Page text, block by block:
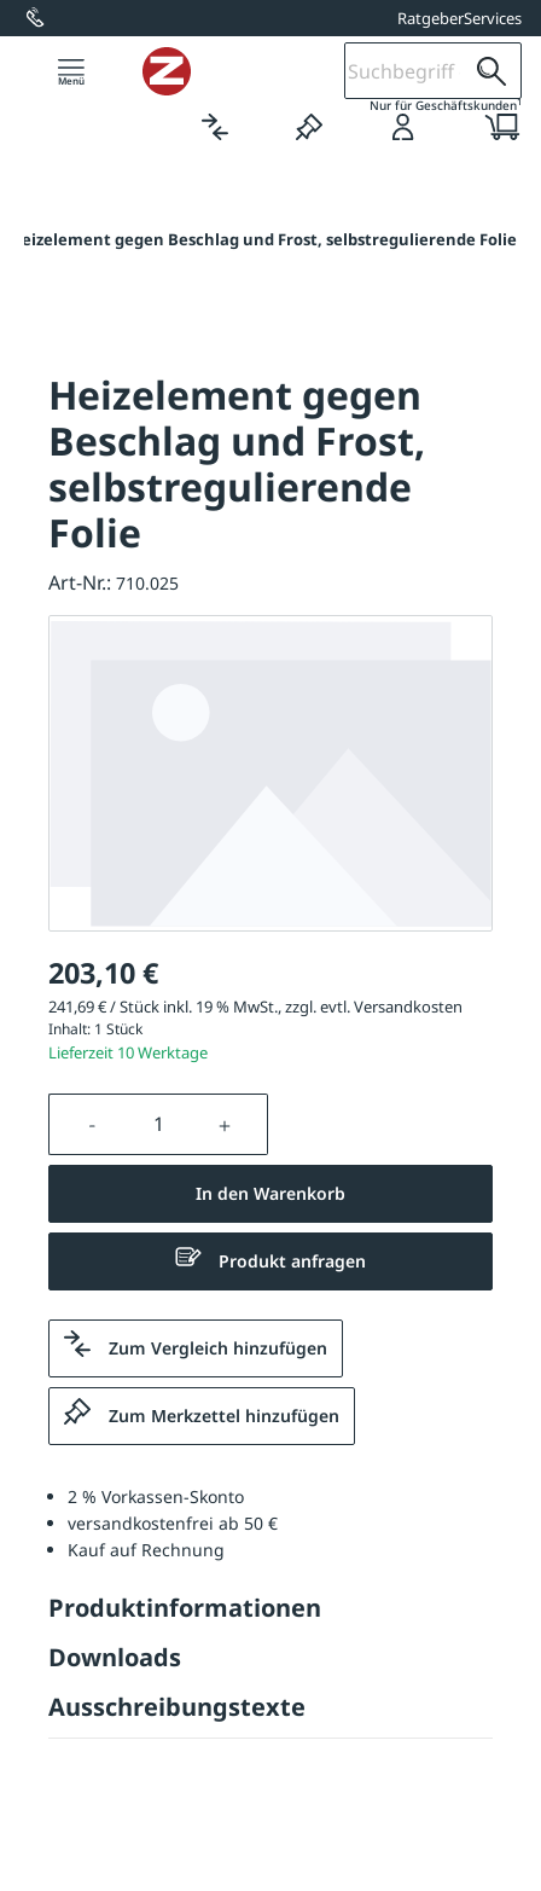
springen RatgeberServices
Nur für Geschäftskunden1
Heizelement gegen Beschlag und Frost, selbstregulierende Folie
203,10 €
241,69 € / Stück inkl. 19 % MwSt., zzgl. evtl.Versandkosten
Inhalt: 1 Stück
Lieferzeit 10 Werktage
Produkt Anzahl: Gib den
In den Warenkorb
Produkt anfragen
Zum Vergleich hinzufügen
Zum Merkzettel hinzufügen
2 % Vorkassen-Skonto
versandkostenfrei ab 50 €
Kauf auf Rechnung
Produktinformationen
Downloads
Ausschreibungstexte
Heizelement gegen
Beschlag und Frost,
selbstregulierende
Folie
Art-Nr.: 710.025